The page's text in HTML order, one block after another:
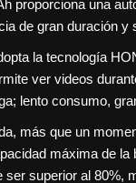
proporciona una
de gran duración y
la tecnología
ver videos
lento consumo,
más que un
máxima de la
ser superior al 80%,